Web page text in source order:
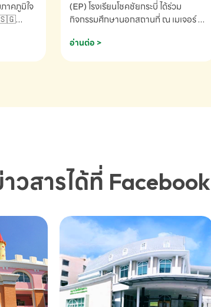
ร์
าคภูมิใจ
คว้า
มข้อมูล
(EP) โรงเรียนโชคชัยกระบี่ ได้ร่วม
กิจกรรมศึกษานอกสถานที่ ณ เมเจอร์ ซี
(Soundtrack)เพื่อเสริมทักษะการฟัง
โชคชัยกระบี่-สอบถามข้อมูลเพิ่มเติม
อ่านต่อ >
วสารได้ที่ Facebook